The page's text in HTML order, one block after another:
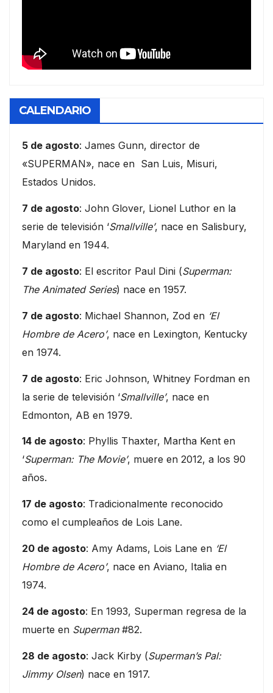
CALENDARIO
5 de agosto: James Gunn, director de
«SUPERMAN», nace en San Luis, Misuri,
Estados Unidos.
7 de agosto: John Glover, Lionel Luthor en la
serie de televisión ‘Smallville’, nace en Salisbury,
Maryland en 1944.
7 de agosto: El escritor Paul Dini (Superman:
The Animated Series) nace en 1957.
7 de agosto: Michael Shannon, Zod en ‘El
Hombre de Acero’, nace en Lexington, Kentucky
en 1974.
7 de agosto: Eric Johnson, Whitney Fordman en
la serie de televisión ‘Smallville’, nace en
Edmonton, AB en 1979.
14 de agosto: Phyllis Thaxter, Martha Kent en
‘Superman: The Movie’, muere en 2012, a los 90
años.
17 de agosto: Tradicionalmente reconocido
como el cumpleaños de Lois Lane.
20 de agosto: Amy Adams, Lois Lane en ‘El
Hombre de Acero’, nace en Aviano, Italia en
1974.
24 de agosto: En 1993, Superman regresa de la
muerte en Superman#82.
28 de agosto: Jack Kirby (Superman’s Pal:
Jimmy Olsen) nace en 1917.